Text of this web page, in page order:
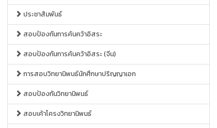
ประชาสัมพันธ์
สอบป้องกันการค้นคว้าอิสระ
สอบป้องกันการค้นคว้าอิสระ (จีน)
การสอบวิทยานิพนธ์นักศึกษาปริญญาเอก
สอบป้องกันวิทยานิพนธ์
สอบเค้าโครงวิทยานิพนธ์